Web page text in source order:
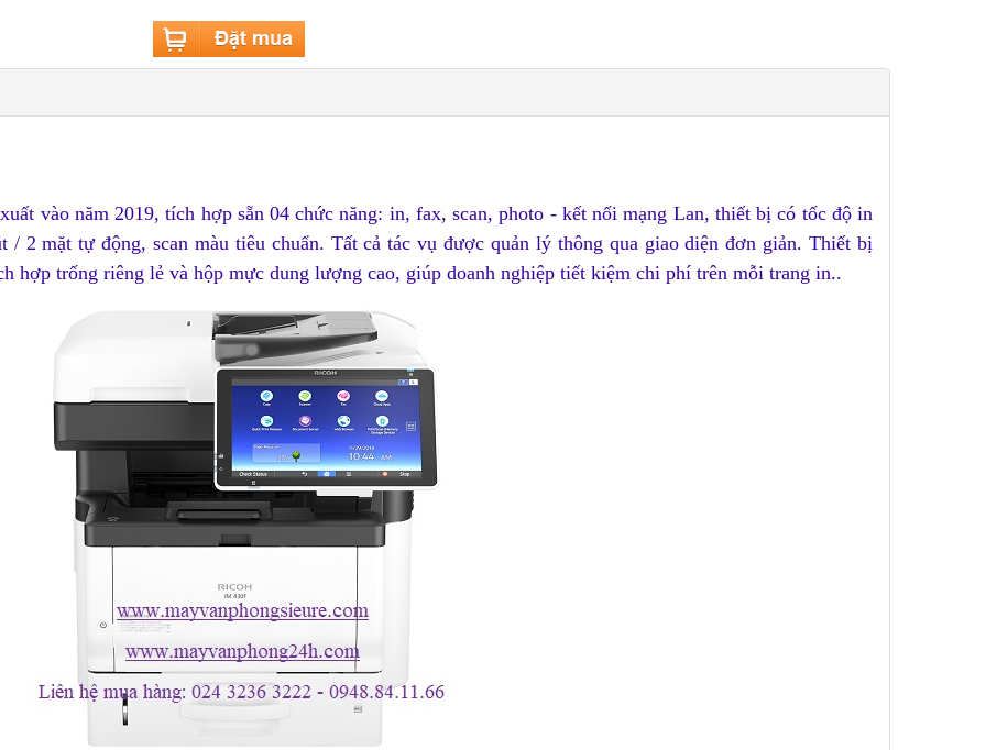
vào năm 2019, tích hợp sẵn 04 chức năng: in, fax, scan, photo - kết nối mạng Lan, thiết bị có tốc độ in
/ 2 mặt tự động, scan màu tiêu chuẩn. Tất cả tác vụ được quản lý thông qua giao diện đơn giản. Thiết bị
hợp trống riêng lẻ và hộp mực dung lượng cao, giúp doanh nghiệp tiết kiệm chi phí trên mỗi trang in..